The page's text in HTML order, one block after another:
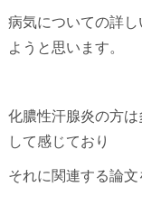
病気についての詳
ようと思います。
化膿性汗腺炎の方
して感じており
それに関連する論文